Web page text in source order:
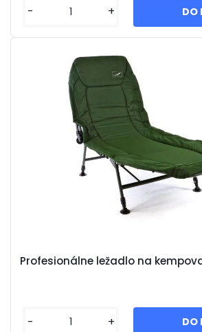
- +
Profesionálne ležadlo na
- +